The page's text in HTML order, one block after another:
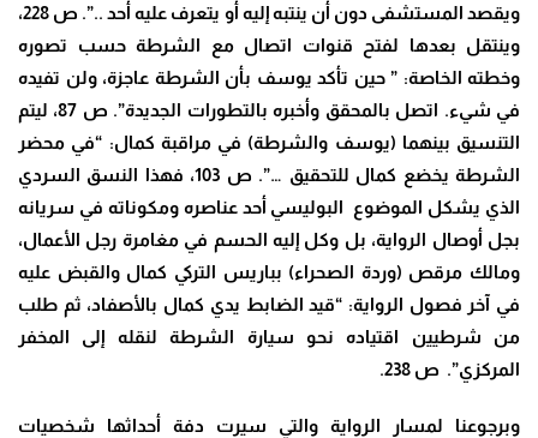
ويقصد المستشفى دون أن ينتبه إليه أو يتعرف عليه أحد ..”. ص 228،
وينتقل بعدها لفتح قنوات اتصال مع الشرطة حسب تصوره
وخطته الخاصة: ” حين تأكد يوسف بأن الشرطة عاجزة، ولن تفيده
في شيء. اتصل بالمحقق وأخبره بالتطورات الجديدة”. ص 87، ليتم
التنسيق بينهما (يوسف والشرطة) في مراقبة كمال: “في محضر
الشرطة يخضع كمال للتحقيق …”. ص 103، فهذا النسق السردي
الذي يشكل الموضوع البوليسي أحد عناصره ومكوناته في سريانه
بجل أوصال الرواية، بل وكل إليه الحسم في مغامرة رجل الأعمال،
ومالك مرقص (وردة الصحراء) بباريس التركي كمال والقبض عليه
في آخر فصول الرواية: “قيد الضابط يدي كمال بالأصفاد، ثم طلب
من شرطيين اقتياده نحو سيارة الشرطة لنقله إلى المخفر
المركزي”. ص 238.
وبرجوعنا لمسار الرواية والتي سيرت دفة أحداثها شخصيات